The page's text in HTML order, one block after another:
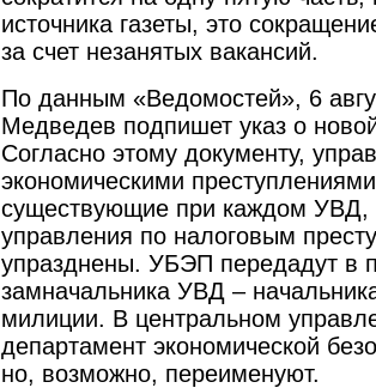
источника газеты, это
за счет незанятых вакансий.
По данным «Ведомостей», 6
Медведев подпишет указ о
Согласно этому документу,
экономическими
существующие при каждом УВД,
управления по налоговым
упразднены. УБЭП передадут в
замначальника УВД –
милиции. В центральном
департамент экономической
но, возможно, переименуют.